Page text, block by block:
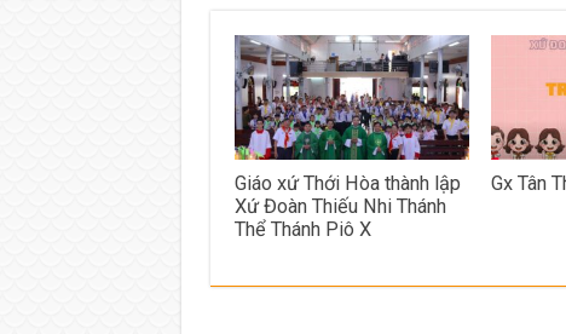
Giáo xứ Thới Hòa thành lập
Xứ Đoàn Thiếu Nhi Thánh
Thể Thánh Piô X
Gx Tân